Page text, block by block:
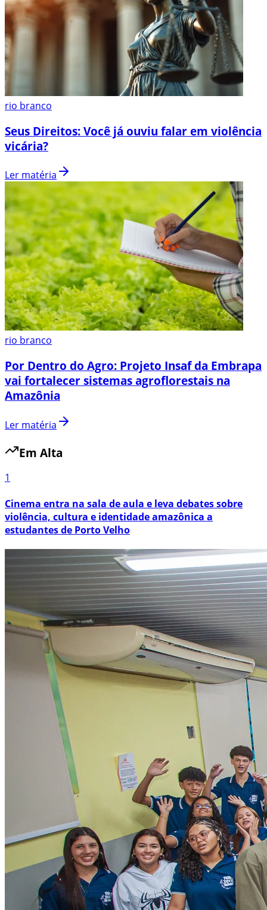
rio branco
Seus Direitos: Você já ouviu falar em violência
vicária?
Ler matéria
rio branco
Por Dentro do Agro: Projeto Insaf da Embrapa
vai fortalecer sistemas agroflorestais na
Amazônia
Ler matéria
Em Alta
1
Cinema entra na sala de aula e leva debates sobre
violência, cultura e identidade amazônica a
estudantes de Porto Velho